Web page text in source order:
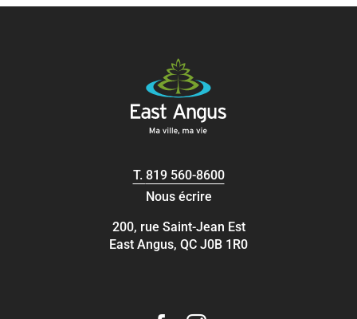
T. 819 560-8600
Nous écrire
200, rue Saint-Jean Est
East Angus, QC J0B 1R0